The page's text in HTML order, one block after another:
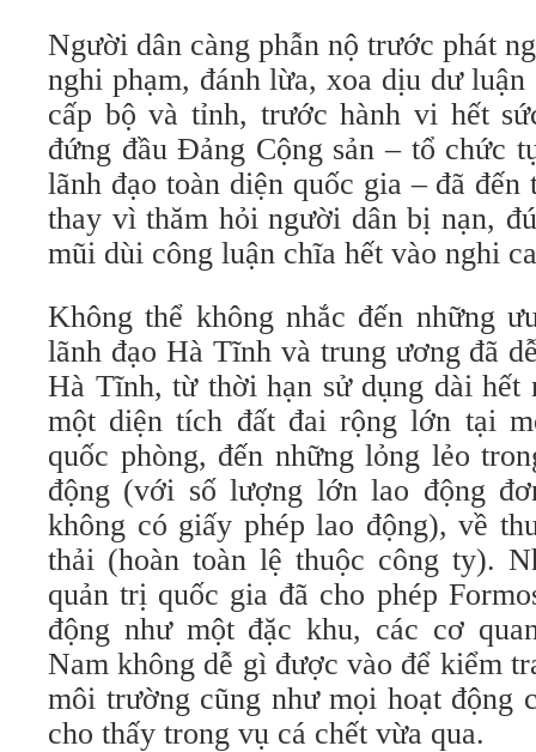
Người dân càng phẫn nộ trước phát
nghi phạm, đánh lừa, xoa dịu dư luận
cấp bộ và tỉnh, trước hành vi hết
đứng đầu Đảng Cộng sản – tổ chức
lãnh đạo toàn diện quốc gia – đã đến
thay vì thăm hỏi người dân bị nạn,
mũi dùi công luận chĩa hết vào nghi
Không thể không nhắc đến những
lãnh đạo Hà Tĩnh và trung ương đã
Hà Tĩnh, từ thời hạn sử dụng dài
một diện tích đất đai rộng lớn tại
quốc phòng, đến những lỏng lẻo
động (với số lượng lớn lao động
không có giấy phép lao động), về
thải (hoàn toàn lệ thuộc công ty).
quản trị quốc gia đã cho phép
động như một đặc khu, các cơ
Nam không dễ gì được vào để kiểm
môi trường cũng như mọi hoạt động
cho thấy trong vụ cá chết vừa qua.